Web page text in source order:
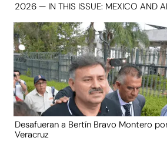
2026 — IN THIS ISSUE: MEXICO AND
Desafueran a Bertín Bravo Montero
Veracruz